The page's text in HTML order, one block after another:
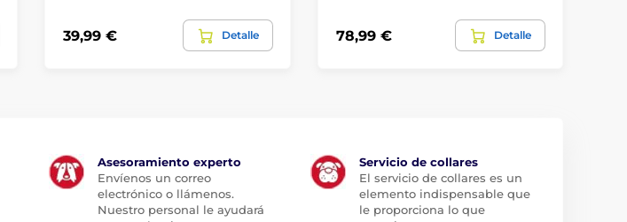
39,99 € Detalle 78,99 € Detalle
Asesoramiento experto
Envíenos un correo
electrónico o llámenos.
Nuestro personal le ayudará
Servicio de collares
El servicio de collares es un
elemento indispensable que
le proporciona lo que